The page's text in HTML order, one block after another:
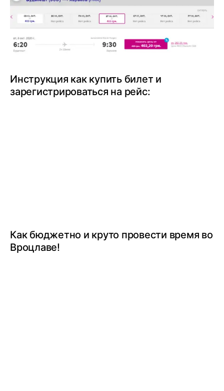
Инструкция как купить билет и
зарегистрироваться на рейс:
Как бюджетно и круто провести время во
Вроцлаве!